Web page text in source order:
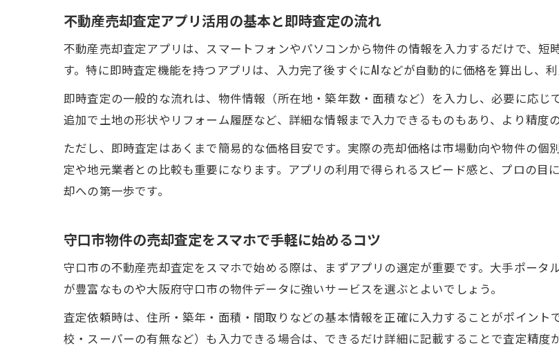
匿名査定やAI機能を駆使した手軽な査定
守口市に強い査定アプリを見極めるチェ
オンライン査定と地元業者比較の実践
査定アプリ利用時に気をつけたい落とし
匿名査定とAIを使った手間なし不動産売却法
不動産売却査定で匿名機能を上手に使
AI査定の仕組みと正確な価格把握のため
手間を減らす不動産売却査定アプリの
スマホで完結する不動産売却査定の魅力とは
不動産売却査定をスマホアプリで完結
短時間で査定依頼ができるアプリ利用の
守口市物件の即日査定を叶えるアプリ
スマホ査定で得られる最新売却情報の
不動産売却査定アプリ活用の基本と即時査定の流れ
不動産売却査定アプリは、スマートフォンやパソコンから物件の情報を入力するだけで、
す。特に即時査定機能を持つアプリは、入力完了後すぐにAIなどが自動的に価格を算出し、
即時査定の一般的な流れは、物件情報（所在地・築年数・面積など）を入力し、必要に応じ
追加で土地の形状やリフォーム履歴など、詳細な情報まで入力できるものもあり、より精度
ただし、即時査定はあくまで簡易的な価格目安です。実際の売却価格は市場動向や物件の
定や地元業者との比較も重要になります。アプリの利用で得られるスピード感と、プロの
却への第一歩です。
守口市物件の売却査定をスマホで手軽に始めるコツ
守口市の不動産売却査定をスマホで始める際は、まずアプリの選定が重要です。大手ポー
が豊富なものや大阪府守口市の物件データに強いサービスを選ぶとよいでしょう。
査定依頼時は、住所・築年・面積・間取りなどの基本情報を正確に入力することがポイン
校・スーパーの有無など）も入力できる場合は、できるだけ詳細に記載することで査定精度